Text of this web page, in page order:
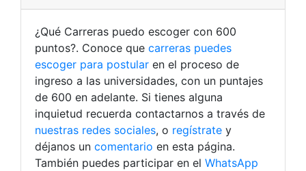
¿Qué Carreras puedo escoger con 600
puntos?. Conoce que carreras puedes
escoger para postular en el proceso de
ingreso a las universidades, con un puntajes
de 600 en adelante. Si tienes alguna
inquietud recuerda contactarnos a través de
nuestras redes sociales, o regístrate y
déjanos un comentario en esta página.
También puedes participar en el WhatsApp